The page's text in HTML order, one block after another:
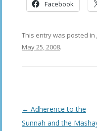
Facebook
This entry was posted in
May 25, 2008.
Post
navigation
← Adherence to the
Sunnah and the